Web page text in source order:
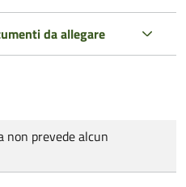
da allegare
non prevede alcun